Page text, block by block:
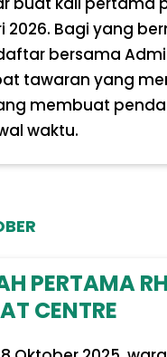
2026. Bagi yang
bersama
tawaran yang
membuat
waktu.
PERTAMA RH
CENTRE